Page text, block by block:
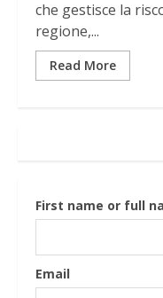
che gestisce la
regione,...
Read More
First name or full
Email